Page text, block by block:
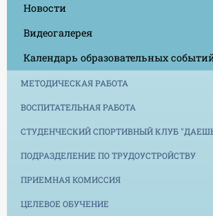
Новости
Видеогалерея
Календарь образовательных
МЕТОДИЧЕСКАЯ РАБОТА
ВОСПИТАТЕЛЬНАЯ РАБОТА
СТУДЕНЧЕСКИЙ СПОРТИВНЫЙ КЛУБ
ПОДРАЗДЕЛЕНИЕ ПО ТРУДОУСТРОЙСТВУ
ПРИЕМНАЯ КОМИССИЯ
ЦЕЛЕВОЕ ОБУЧЕНИЕ